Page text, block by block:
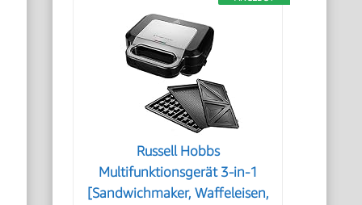
Russell Hobbs
Multifunktionsgerät 3-in-1
[Sandwichmaker, Waffeleisen,